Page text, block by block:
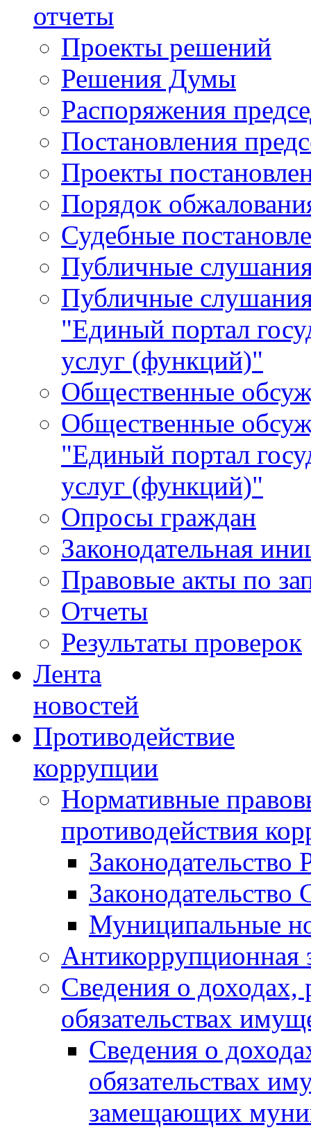
отчеты
Проекты решений
Решения Думы
Распоряжения
Постановления
Проекты
Порядок
Судебные
Публичные
Публичные
"Единый портал
услуг (функций)"
Общественные
Общественные
"Единый портал
услуг (функций)"
Опросы граждан
Законодательная
Правовые акты по
Отчеты
Результаты проверок
Лента
новостей
Противодействие
коррупции
Нормативные
противодействия
Законодательство
Муниципальные
Антикоррупционная
Сведения о доходах,
обязательствах
Сведения о
обязательствах
замещающих